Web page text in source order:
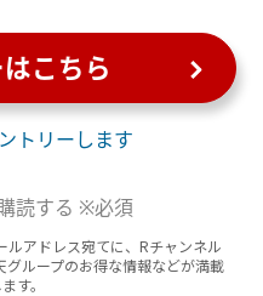
こちら
トリーします
読する ※必須
アドレス宛てに、Rチャンネル
ループのお得な情報などが満載
す。